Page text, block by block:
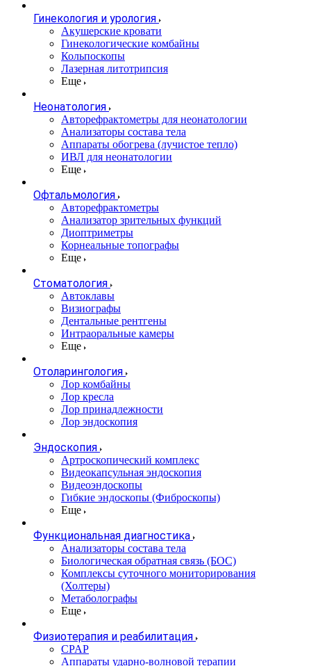
Гинекология и урология
Акушерские кровати
Гинекологические комбайны
Кольпоскопы
Лазерная литотрипсия
Еще
Неонатология
Авторефрактометры для неонатологии
Анализаторы состава тела
Аппараты обогрева (лучистое тепло)
ИВЛ для неонатологии
Еще
Офтальмология
Авторефрактометры
Анализатор зрительных функций
Диоптриметры
Корнеальные топографы
Еще
Стоматология
Автоклавы
Визиографы
Дентальные рентгены
Интраоральные камеры
Еще
Отоларингология
Лор комбайны
Лор кресла
Лор принадлежности
Лор эндоскопия
Эндоскопия
Артроскопический комплекс
Видеокапсульная эндоскопия
Видеоэндоскопы
Гибкие эндоскопы (Фиброcкопы)
Еще
Функциональная диагностика
Анализаторы состава тела
Биологическая обратная связь (БОС)
Комплексы суточного мониторирования
(Холтеры)
Метаболографы
Еще
Физиотерапия и реабилитация
CPAP
Аппараты ударно-волновой терапии